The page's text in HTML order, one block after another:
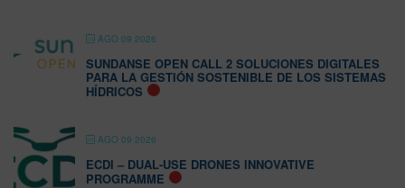
AGO 09 2026
SUNDANSE OPEN CALL 2 SOLUCIONES DIGITALES
PARA LA GESTIÓN SOSTENIBLE DE LOS SISTEMAS
HÍDRICOS
AGO 09 2026
ECDI – DUAL-USE DRONES INNOVATIVE
PROGRAMME